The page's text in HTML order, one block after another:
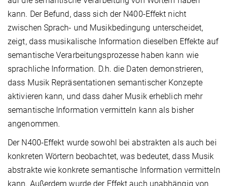
kann. Der Befund, dass sich der N400-Effekt nicht
zwischen Sprach- und Musikbedingung unterscheidet,
zeigt, dass musikalische Information dieselben Effekte auf
semantische Verarbeitungsprozesse haben kann wie
sprachliche Information. D.h. die Daten demonstrieren,
dass Musik Repräsentationen semantischer Konzepte
aktivieren kann, und dass daher Musik erheblich mehr
semantische Information vermitteln kann als bisher
angenommen.
Der N400-Effekt wurde sowohl bei abstrakten als auch bei
konkreten Wörtern beobachtet, was bedeutet, dass Musik
abstrakte wie konkrete semantische Information vermitteln
kann. Außerdem wurde der Effekt auch unabhängig von